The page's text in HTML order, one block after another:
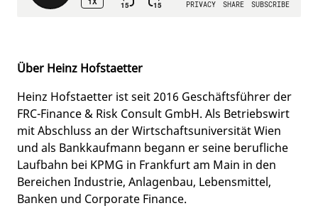
Über Heinz Hofstaetter
Heinz Hofstaetter ist seit 2016 Geschäftsführer der
FRC-Finance & Risk Consult GmbH. Als Betriebswirt
mit Abschluss an der Wirtschaftsuniversität Wien
und als Bankkaufmann begann er seine berufliche
Laufbahn bei KPMG in Frankfurt am Main in den
Bereichen Industrie, Anlagenbau, Lebensmittel,
Banken und Corporate Finance.